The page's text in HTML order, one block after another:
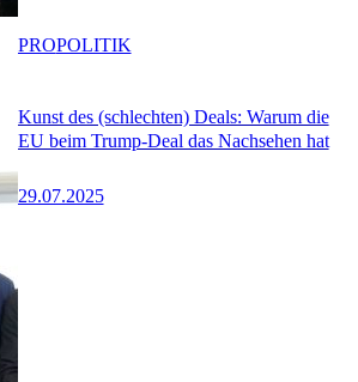
Kunst des (schlechten) Deals: Warum die
EU beim Trump-Deal das Nachsehen hat
29.07.2025
PROPOLITIK